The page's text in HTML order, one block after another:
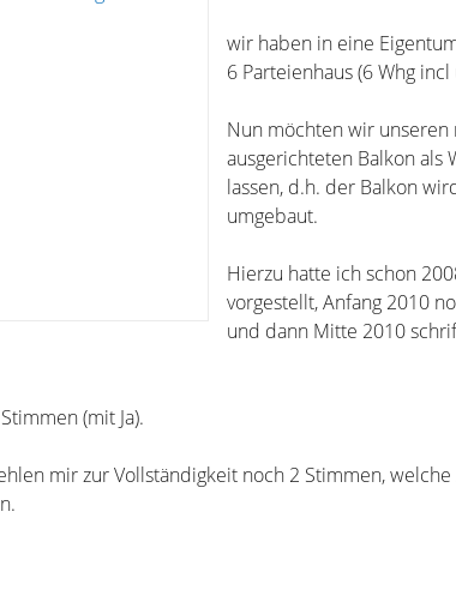
wir haben in eine
6 Parteienhaus (6 Whg incl
Nun möchten wir
ausgerichteten Balkon als
lassen, d.h. der Balkon
umgebaut.
Hierzu hatte ich schon
vorgestellt, Anfang 2010
und dann Mitte 2010
(mit Ja).
mir zur Vollständigkeit noch 2 Stimmen, welche